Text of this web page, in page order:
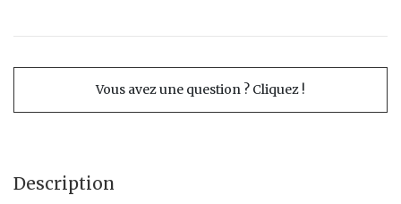
Vous avez une question ? Cliquez !
Description